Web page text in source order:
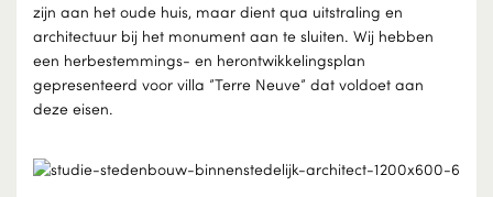
zijn aan het oude huis, maar dient qua uitstraling en
architectuur bij het monument aan te sluiten. Wij hebben
een herbestemmings- en herontwikkelingsplan
gepresenteerd voor villa ”Terre Neuve” dat voldoet aan
deze eisen.